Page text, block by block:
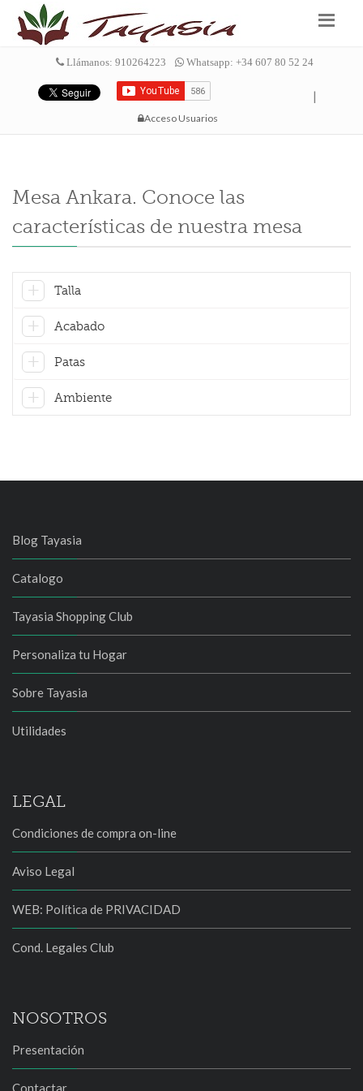
Llámanos: 910264223 Whatsapp: +34 607 80 52 24
|
Acceso Usuarios
Mesa Ankara. Conoce las
características de nuestra mesa
Talla
Acabado
Patas
Ambiente
Blog Tayasia
Catalogo
Tayasia Shopping Club
Personaliza tu Hogar
Sobre Tayasia
Utilidades
LEGAL
Condiciones de compra on-line
Aviso Legal
WEB: Política de PRIVACIDAD
Cond. Legales Club
NOSOTROS
Presentación
Contactar